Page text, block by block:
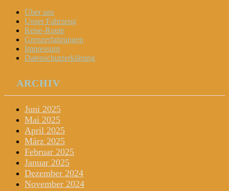
Über uns
Unser Fahrzeug
Reise-Route
Grenzerfahrungen
Impressum
Datenschutzerklärung
ARCHIV
Juni 2025
Mai 2025
April 2025
März 2025
Februar 2025
Januar 2025
Dezember 2024
November 2024